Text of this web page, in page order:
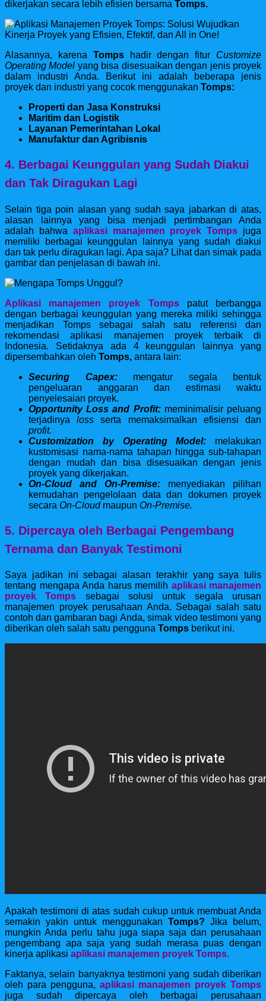
dikerjakan secara lebih efisien bersama Tomps.
Alasannya, karena Tompshadir dengan fitur Customize
Operating Model yang bisa disesuaikan dengan jenis proyek
dalam industri Anda. Berikut ini adalah beberapa jenis
proyek dan industri yang cocok menggunakan Tomps:
Properti dan Jasa Konstruksi
Maritim dan Logistik
Layanan Pemerintahan Lokal
Manufaktur dan Agribisnis
4. Berbagai Keunggulan yang Sudah Diakui
dan Tak Diragukan Lagi
Selain tiga poin alasan yang sudah saya jabarkan di atas,
alasan lainnya yang bisa menjadi pertimbangan Anda
adalah bahwa aplikasi manajemen proyek Tomps juga
memiliki berbagai keunggulan lainnya yang sudah diakui
dan tak perlu diragukan lagi. Apa saja? Lihat dan simak pada
gambar dan penjelasan di bawah ini.
Aplikasi manajemen proyek Tompspatut berbangga
dengan berbagai keunggulan yang mereka miliki sehingga
menjadikan Tomps sebagai salah satu referensi dan
rekomendasi aplikasi manajemen proyek terbaik di
Indonesia. Setidaknya ada 4 keunggulan lainnya yang
dipersembahkan oleh Tomps, antara lain:
Securing Capex:mengatur segala bentuk
pengeluaran anggaran dan estimasi waktu
penyelesaian proyek.
Opportunity Loss and Profit: meminimalisir peluang
terjadinyaloss serta memaksimalkan efisiensi dan
profit.
Customization by Operating Model:
melakukan
kustomisasi nama-nama tahapan hingga sub-tahapan
dengan mudah dan bisa disesuaikan dengan jenis
proyek yang dikerjakan.
On-Cloud and On-Premise: menyediakan pilihan
kemudahan pengelolaan data dan dokumen proyek
secara On-Cloudmaupun On-Premise.
5. Dipercaya oleh Berbagai Pengembang
Ternama dan Banyak Testimoni
Saya jadikan ini sebagai alasan terakhir yang saya tulis
tentang mengapa Anda harus memilih aplikasi manajemen
proyek Tomps sebagai solusi untuk segala urusan
manajemen proyek perusahaan Anda. Sebagai salah satu
contoh dan gambaran bagi Anda, simak video testimoni yang
diberikan oleh salah satu pengguna Tomps berikut ini.
Apakah testimoni di atas sudah cukup untuk membuat Anda
semakin yakin untuk menggunakan Tomps? Jika belum,
mungkin Anda perlu tahu juga siapa saja dan perusahaan
pengembang apa saja yang sudah merasa puas dengan
kinerja aplikasi aplikasi manajemen proyek Tomps.
Faktanya, selain banyaknya testimoni yang sudah diberikan
oleh para pengguna, aplikasi manajemen proyek Tomps
juga sudah dipercaya oleh berbagai perusahaan